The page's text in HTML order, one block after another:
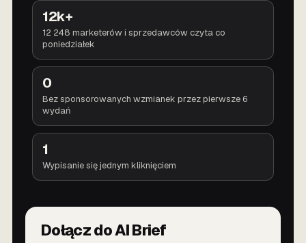
12k+
12 248 marketerów i sprzedawców czyta co
poniedziałek
0
Bez sponsorowanych wzmianek przez pierwsze 6
wydań
1
Wypisanie się jednym kliknięciem
Dołącz do AI Brief